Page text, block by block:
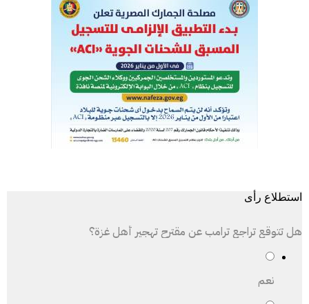
استطلاع رأى
هل تتوقع تراجع ترامب عن مقترح تهجير أهل غزة؟
نعم